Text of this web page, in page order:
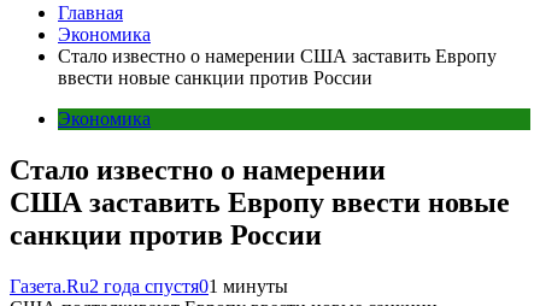
Главная
Экономика
Стало известно о намерении CША заставить Европу
ввести новые санкции против России
Экономика
Стало известно о намерении
CША заставить Европу ввести новые
санкции против России
Газета.Ru2 года спустя01 минуты